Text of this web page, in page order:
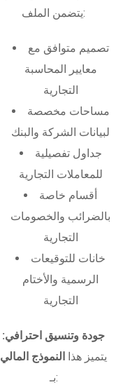
يتضمن الملف:
تصميم متوافق مع
معايير المحاسبة
التجارية
مساحات مخصصة
لبيانات الشركة والبنك
جداول تفصيلية
للمعاملات التجارية
أقسام خاصة
بالضرائب والخصومات
التجارية
خانات للتوقيعات
الرسمية والأختام
التجارية
جودة وتنسيق احترافي:
يتميز هذا
النموذج المالي
بـ: